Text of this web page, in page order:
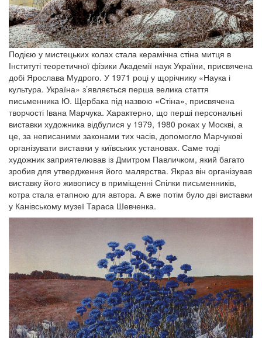
Подією у мистецьких колах стала керамічна стіна митця в
Інституті теоретичної фізики Академії наук України, присвячена
добі Ярослава Мудрого. У 1971 році у щорічнику «Наука і
культура. Україна» з’являється перша велика стаття
письменника Ю. Щербака під назвою «Стіна», присвячена
творчості Івана Марчука. Характерно, що перші персональні
виставки художника відбулися у 1979, 1980 роках у Москві, а
це, за неписаними законами тих часів, допомогло Марчукові
організувати виставки у київських установах. Саме тоді
художник заприятелював із Дмитром Павличком, який багато
зробив для утвердження його малярства. Якраз він організував
виставку його живопису в приміщенні Спілки письменників,
котра стала етапною для автора. А вже потім було дві виставки
у Канівському музеї Тараса Шевченка.